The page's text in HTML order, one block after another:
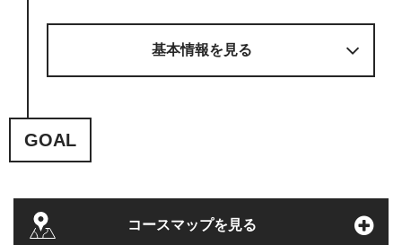
基本情報を見る
GOAL
コースマップを見る